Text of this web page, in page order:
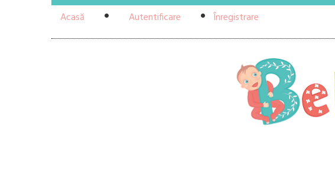
Acasă Autentificare Înregistrare